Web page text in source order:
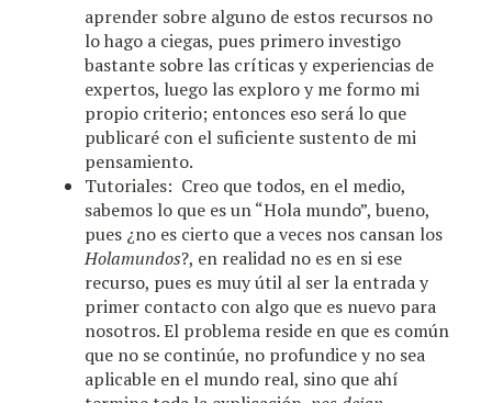
aprender sobre alguno de estos recursos no
lo hago a ciegas, pues primero investigo
bastante sobre las críticas y experiencias de
expertos, luego las exploro y me formo mi
propio criterio; entonces eso será lo que
publicaré con el suficiente sustento de mi
pensamiento.
Tutoriales: Creo que todos, en el medio,
sabemos lo que es un “Hola mundo”, bueno,
pues ¿no es cierto que a veces nos cansan los
Holamundos?, en realidad no es en si ese
recurso, pues es muy útil al ser la entrada y
primer contacto con algo que es nuevo para
nosotros. El problema reside en que es común
que no se continúe, no profundice y no sea
aplicable en el mundo real, sino que ahí